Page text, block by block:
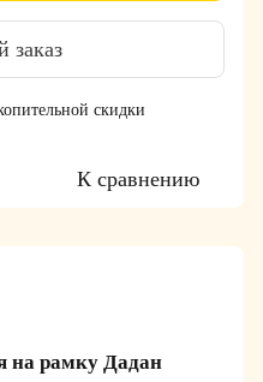
заказ
скидки
К сравнению
на рамку Дадан